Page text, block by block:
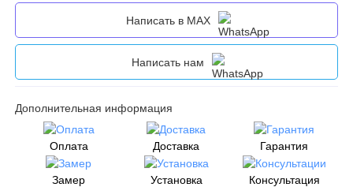
Написать в MAX
Написать нам
Дополнительная информация
Оплата Доставка Гарантия
Замер Установка Консультация